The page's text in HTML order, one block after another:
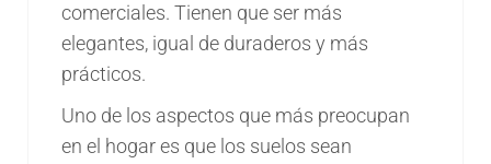
comerciales. Tienen que ser más
elegantes, igual de duraderos y más
prácticos.
Uno de los aspectos que más preocupan
en el hogar es que los suelos sean